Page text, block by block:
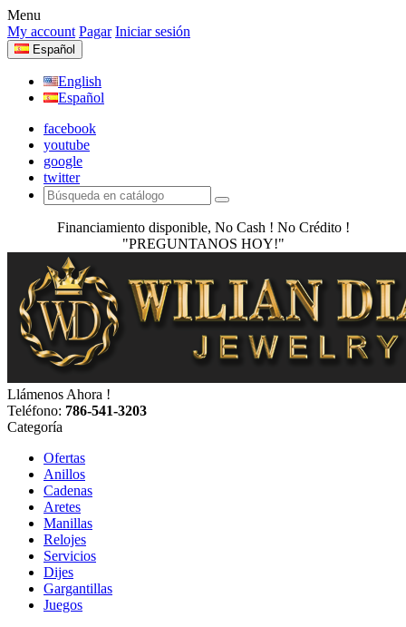
Menu
My account Pagar Iniciar sesión
Español
English
Español
facebook
youtube
google
twitter
Financiamiento disponible, No Cash ! No Crédito !
"PREGUNTANOS HOY!"
Llámenos Ahora !
Teléfono: 786-541-3203
Categoría
Ofertas
Anillos
Cadenas
Aretes
Manillas
Relojes
Servicios
Dijes
Gargantillas
Juegos